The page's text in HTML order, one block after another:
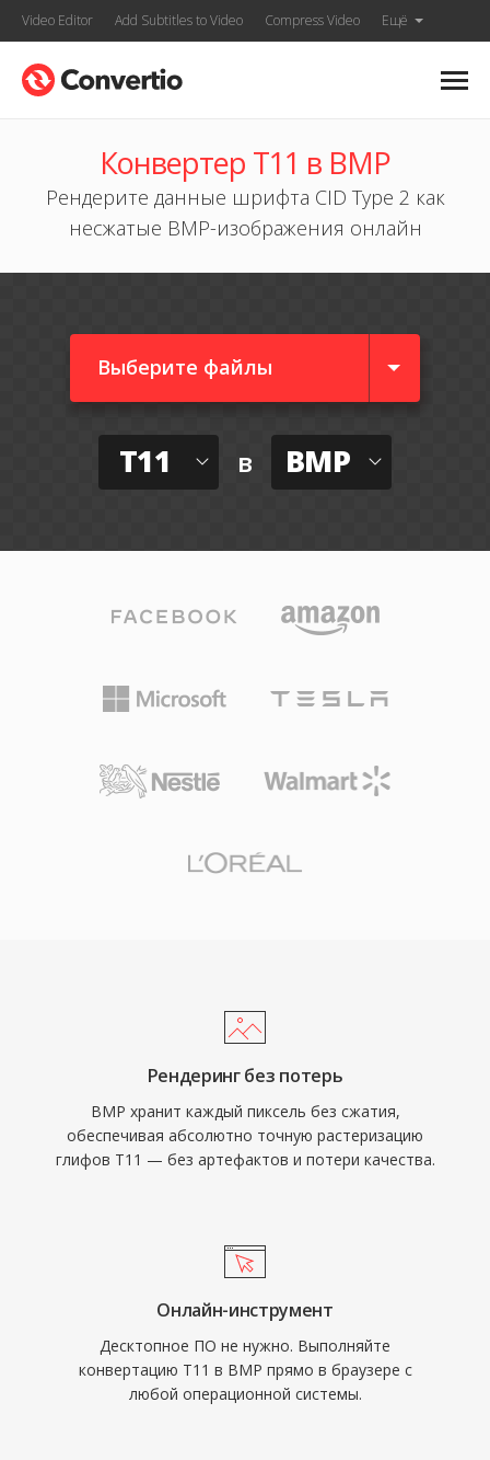
Video Editor Add Subtitles to Video Compress Video Ещё
Конвертер T11 в BMP
Рендерите данные шрифта CID Type 2 как
несжатые BMP-изображения онлайн
Выберите файлы
T11 в BMP
Рендеринг без потерь
BMP хранит каждый пиксель без сжатия,
обеспечивая абсолютно точную растеризацию
глифов T11 — без артефактов и потери качества.
Онлайн-инструмент
Десктопное ПО не нужно. Выполняйте
конвертацию T11 в BMP прямо в браузере с
любой операционной системы.